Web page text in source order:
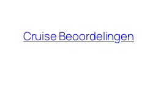
Cruise Beoordelingen